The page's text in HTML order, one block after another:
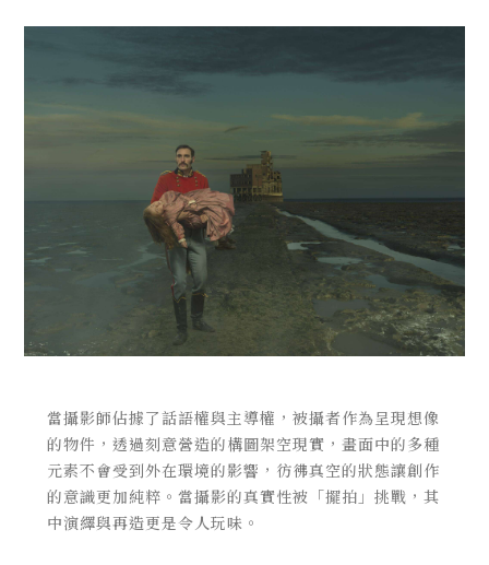
當攝影師佔據了話語權與主導權，被攝者作為呈現想像
的物件，透過刻意營造的構圖架空現實，畫面中的多種
元素不會受到外在環境的影響，彷彿真空的狀態讓創作
的意識更加純粹。當攝影的真實性被「擺拍」挑戰，其
中演繹與再造更是令人玩味。